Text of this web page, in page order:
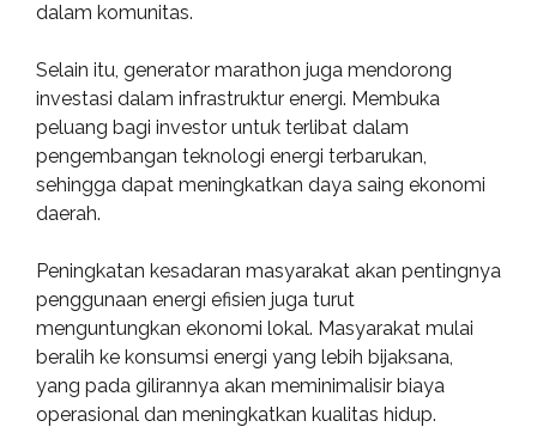
dalam komunitas.
Selain itu, generator marathon juga mendorong
investasi dalam infrastruktur energi. Membuka
peluang bagi investor untuk terlibat dalam
pengembangan teknologi energi terbarukan,
sehingga dapat meningkatkan daya saing ekonomi
daerah.
Peningkatan kesadaran masyarakat akan pentingnya
penggunaan energi efisien juga turut
menguntungkan ekonomi lokal. Masyarakat mulai
beralih ke konsumsi energi yang lebih bijaksana,
yang pada gilirannya akan meminimalisir biaya
operasional dan meningkatkan kualitas hidup.